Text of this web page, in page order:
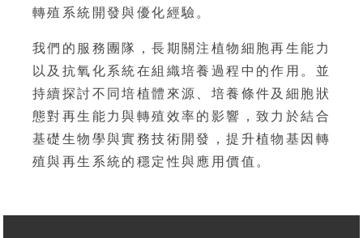
轉殖系統開發與優化經驗。
我們的服務團隊，長期關注植物細胞再生能力
以及抗氧化系統在組織培養過程中的作用。並
持續探討不同培植體來源、培養條件及細胞狀
態對再生能力與轉殖效率的影響，致力於結合
基礎生物學與實務技術開發，提升植物基因轉
殖與再生系統的穩定性與應用價值。